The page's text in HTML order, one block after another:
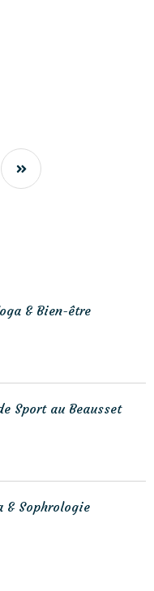
& Bien-être
Sport au Beausset
& Sophrologie